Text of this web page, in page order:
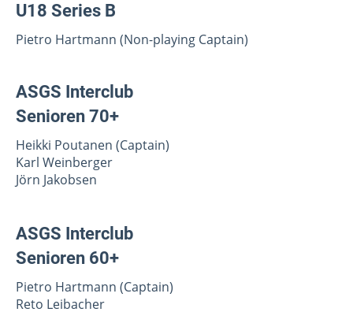
U18 Series B
Pietro Hartmann (Non-playing Captain)
ASGS Interclub
Senioren 70+
Heikki Poutanen (Captain)
Karl Weinberger
Jörn Jakobsen
ASGS Interclub
Senioren 60+
Pietro Hartmann (Captain)
Reto Leibacher